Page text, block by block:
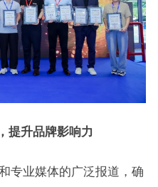
提升品牌影响力
专业媒体的广泛报道，确